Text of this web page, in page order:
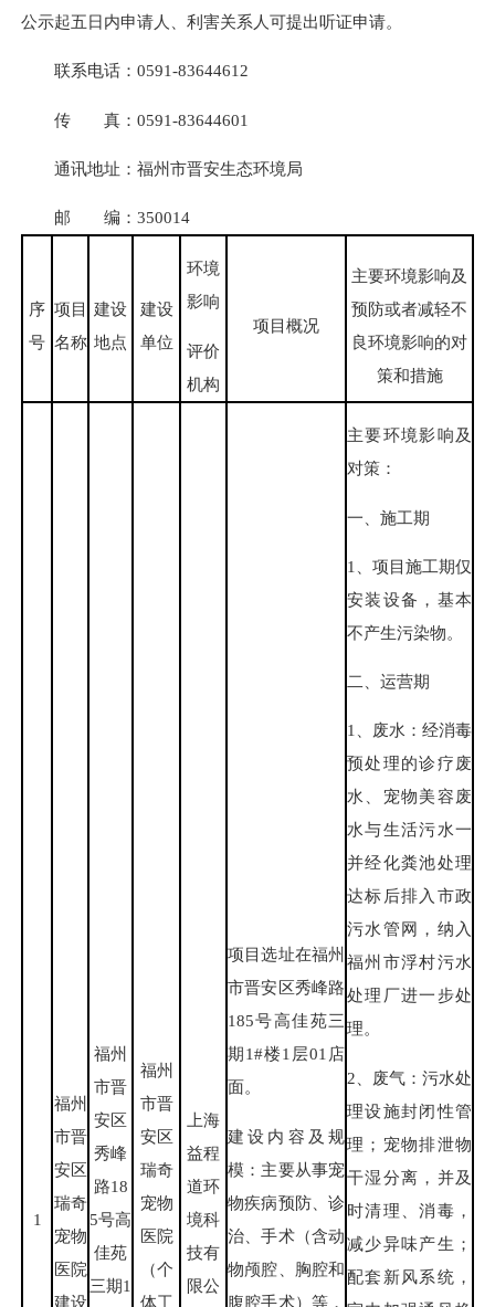
公示起五日内申请人、利害关系人可提出听证申请。
联系电话：0591-83644612
传 真：0591-83644601
通讯地址：福州市晋安生态环境局
邮 编：350014
序
号
项目
名称
建设
地点
建设
单位
环境
影响
评价
机构
项目概况
主要环境影响及
预防或者减轻不
良环境影响的对
策和措施
1
福州
市晋
安区
瑞奇
宠物
医院
建设
福州
市晋
安区
秀峰
路18
5号高
佳苑
三期1
福州
市晋
安区
瑞奇
宠物
医院
（个
体工
上海
益程
道环
境科
技有
限公
项目选址在福州
市晋安区秀峰路
185号高佳苑三
期1#楼1层01店
面。
建设内容及规
模：主要从事宠
物疾病预防、诊
治、手术（含动
物颅腔、胸腔和
腹腔手术）等，
主要环境影响及
对策：
一、施工期
1、项目施工期仅
安装设备，基本
不产生污染物。
二、运营期
1、废水：经消毒
预处理的诊疗废
水、宠物美容废
水与生活污水一
并经化粪池处理
达标后排入市政
污水管网，纳入
福州市浮村污水
处理厂进一步处
理。
2、废气：污水处
理设施封闭性管
理；宠物排泄物
干湿分离，并及
时清理、消毒，
减少异味产生；
配套新风系统，